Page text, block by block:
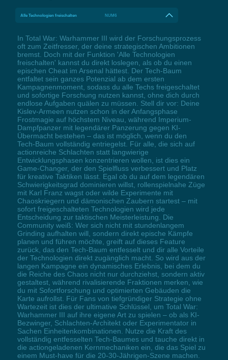
Alle Technologien freischalten NUM6
In Total War: Warhammer III wird der Forschungsprozess
oft zum Zeitfresser, der deine strategischen Ambitionen
bremst. Doch mit der Funktion 'Alle Technologien
freischalten' kannst du direkt loslegen, als ob du einen
epischen Cheat im Arsenal hättest. Der Tech-Baum
entfaltet sein ganzes Potenzial ab dem ersten
Kampagnenmoment, sodass du alle Techs freigeschaltet
und sofortige Forschung nutzen kannst, ohne dich durch
endlose Aufgaben quälen zu müssen. Stell dir vor: Deine
Kislev-Armeen nutzen schon in der Anfangsphase
Frostmagie auf höchstem Niveau, während Imperium-
Dampfpanzer mit legendärer Panzerung gegen KI-
Übermacht bestehen – das ist möglich, wenn du den
Tech-Baum vollständig entriegelst. Für alle, die sich auf
actionreiche Schlachten statt langwierige
Entwicklungsphasen konzentrieren wollen, ist dies ein
Game-Changer, der den Spielfluss verbessert und Platz
für kreative Taktiken lässt. Egal ob du auf dem legendären
Schwierigkeitsgrad dominieren willst, rollenspielnahe Züge
mit Karl Franz wagst oder wilde Experimente mit
Chaoskriegern und dämonischen Zaubern startest – mit
sofort freigeschalteten Technologien wird jede
Entscheidung zur taktischen Meisterleistung. Die
Community weiß: Wer sich nicht mit stundenlangem
Grinding aufhalten will, sondern direkt epische Kämpfe
planen und führen möchte, greift auf dieses Feature
zurück, das den Tech-Baum entfesselt und dir alle Vorteile
der Technologien direkt zugänglich macht. So wird aus der
langen Kampagne ein dynamisches Erlebnis, bei dem du
die Reiche des Chaos nicht nur durchziehst, sondern aktiv
gestaltest, während rivalisierende Fraktionen merken, wie
du mit Sofortforschung und optimierten Gebäuden die
Karte aufrollst. Für Fans von tiefgründiger Strategie ohne
Wartezeit ist dies der ultimative Schlüssel, um Total War:
Warhammer III auf ihre eigene Art zu spielen – ob als KI-
Bezwinger, Schlachten-Architekt oder Experimentator in
Sachen Einheitenkombinationen. Nutze die Kraft des
vollständig entfesselten Tech-Baumes und tauche direkt in
die actiongeladenen Kernmechaniken ein, die das Spiel zu
einem Must-have für die 20-30-Jährigen-Szene machen.